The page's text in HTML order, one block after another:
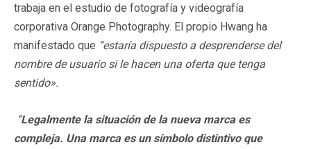
trabaja en el estudio de fotografía y videografía
corporativa Orange Photography. El propio Hwang ha
manifestado que “estaría dispuesto a desprenderse del
nombre de usuario si le hacen una oferta que tenga
sentido».
“Legalmente la situación de la nueva marca es
compleja. Una marca es un símbolo distintivo que